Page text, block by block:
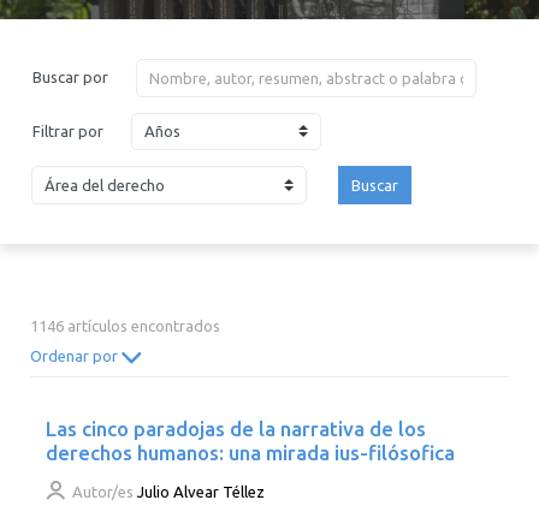
CONVOCATORIA
CONTACTO Y SUSCRIPCIÓN
Buscar por
Filtrar por Años
2002 2001
Buscar
1146 artículos encontrados
Ordenar por
Las cinco paradojas de la narrativa de los
derechos humanos: una mirada ius-filósofica
Autor/es Julio Alvear Téllez